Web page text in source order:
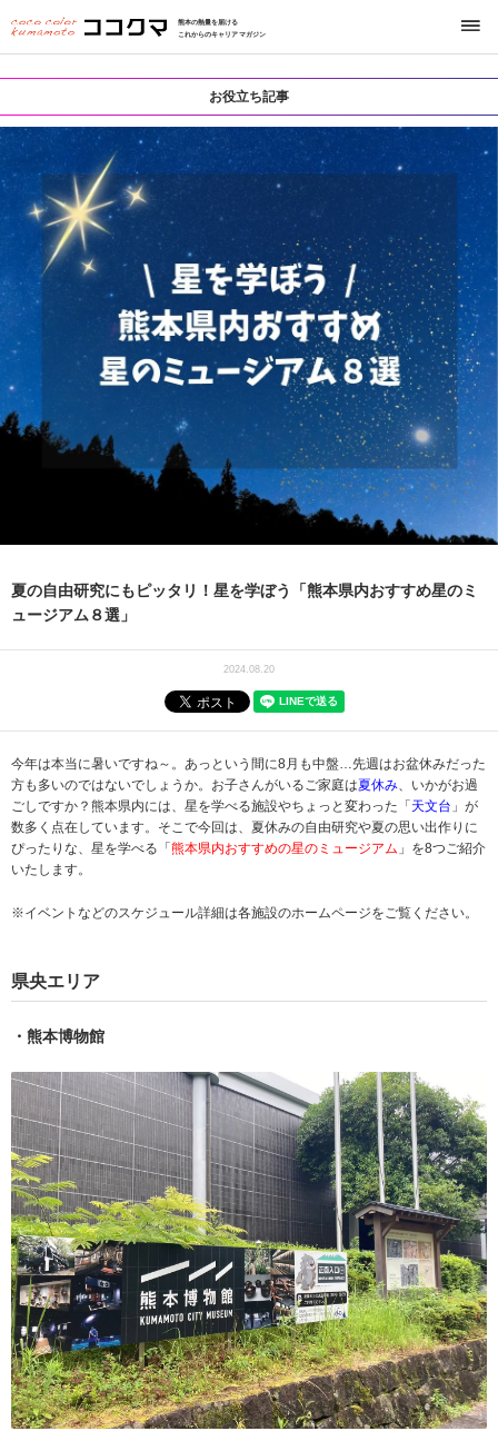
熊本の熱量を届ける
これからのキャリアマガジン
お役立ち記事
夏の自由研究にもピッタリ！星を学ぼう「熊本県内おすすめ星のミ
ュージアム８選」
2024.08.20
今年は本当に暑いですね～。あっという間に8月も中盤…先週はお盆休みだった
方も多いのではないでしょうか。お子さんがいるご家庭は夏休み 、いかがお過
ごしですか？熊本県内には、星を学べる施設やちょっと変わった「天文台 」が
数多く点在しています。そこで今回は、夏休みの自由研究や夏の思い出作りに
ぴったりな、星を学べる「熊本県内おすすめの星のミュージアム 」を8つご紹介
いたします。
※イベントなどのスケジュール詳細は各施設のホームページをご覧ください。
県央エリア
・熊本博物館